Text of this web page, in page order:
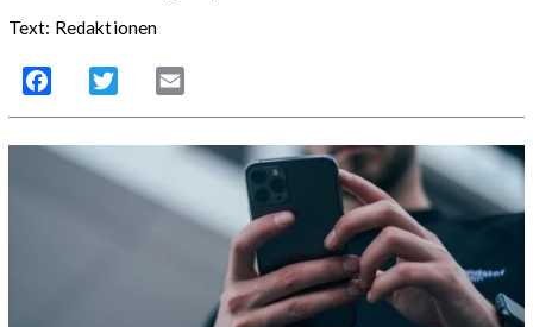
Text: Redaktionen
Facebook Twitter